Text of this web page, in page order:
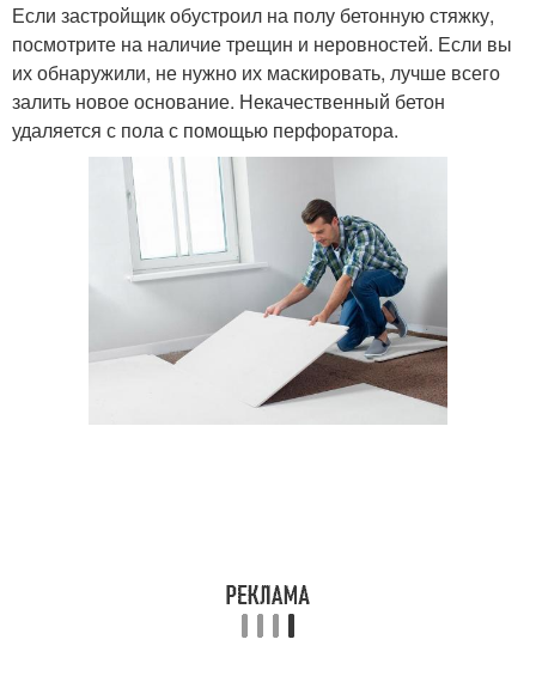
Если застройщик обустроил на полу бетонную стяжку,
посмотрите на наличие трещин и неровностей. Если вы
их обнаружили, не нужно их маскировать, лучше всего
залить новое основание. Некачественный бетон
удаляется с пола с помощью перфоратора.